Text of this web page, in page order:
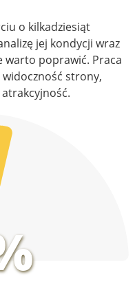
o kilkadziesiąt
jej kondycji wraz
warto poprawić. Praca
strony,